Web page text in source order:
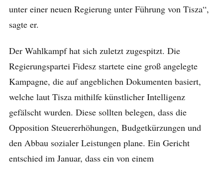
unter einer neuen Regierung unter Führung von Tisza“,
sagte er.
Der Wahlkampf hat sich zuletzt zugespitzt. Die
Regierungspartei Fidesz startete eine groß angelegte
Kampagne, die auf angeblichen Dokumenten basiert,
welche laut Tisza mithilfe künstlicher Intelligenz
gefälscht wurden. Diese sollten belegen, dass die
Opposition Steuererhöhungen, Budgetkürzungen und
den Abbau sozialer Leistungen plane. Ein Gericht
entschied im Januar, dass ein von einem